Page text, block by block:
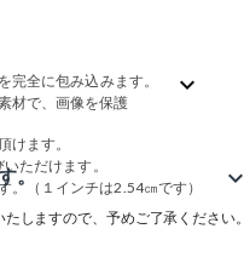
expand_more
完全に包み込みます。
材で、画像を保護
けます。
ただけます。
。（１インチは2.54㎝です）
。
しますので、予めご了承ください